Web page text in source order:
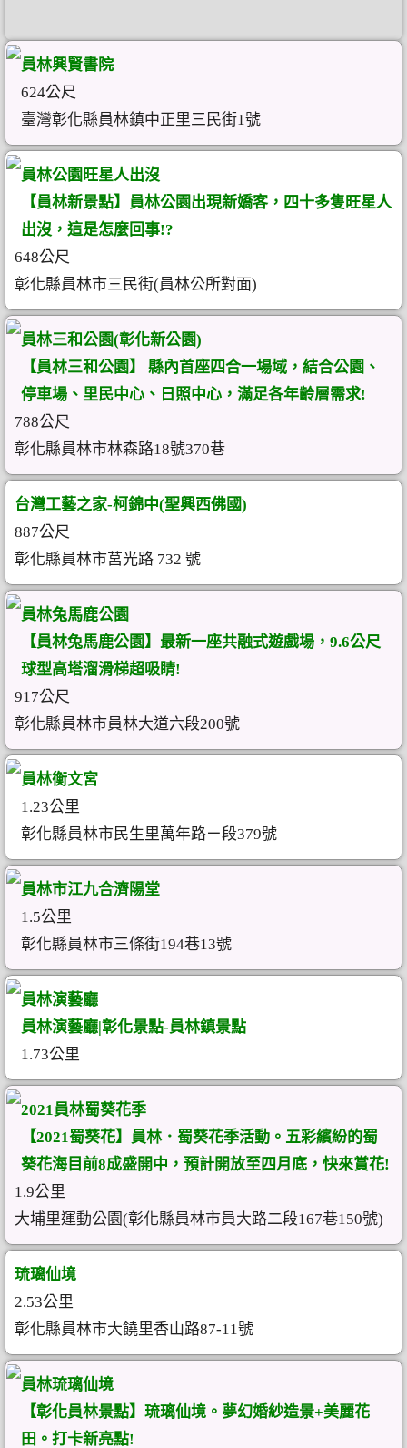
員林興賢書院
624公尺
臺灣彰化縣員林鎮中正里三民街1號
員林公園旺星人出沒
【員林新景點】員林公園出現新嬌客，四十多隻旺星人
出沒，這是怎麼回事!?
648公尺
彰化縣員林市三民街(員林公所對面)
員林三和公園(彰化新公園)
【員林三和公園】 縣內首座四合一場域，結合公園、
停車場、里民中心、日照中心，滿足各年齡層需求!
788公尺
彰化縣員林市林森路18號370巷
台灣工藝之家-柯錦中(聖興西佛國)
887公尺
彰化縣員林市莒光路 732 號
員林兔馬鹿公園
【員林兔馬鹿公園】最新一座共融式遊戲場，9.6公尺
球型高塔溜滑梯超吸睛!
917公尺
彰化縣員林市員林大道六段200號
員林衡文宮
1.23公里
彰化縣員林市民生里萬年路ㄧ段379號
員林市江九合濟陽堂
1.5公里
彰化縣員林市三條街194巷13號
員林演藝廳
員林演藝廳|彰化景點-員林鎮景點
1.73公里
2021員林蜀葵花季
【2021蜀葵花】員林．蜀葵花季活動。五彩繽紛的蜀
葵花海目前8成盛開中，預計開放至四月底，快來賞花!
1.9公里
大埔里運動公園(彰化縣員林市員大路二段167巷150號)
琉璃仙境
2.53公里
彰化縣員林市大饒里香山路87-11號
員林琉璃仙境
【彰化員林景點】琉璃仙境。夢幻婚紗造景+美麗花
田。打卡新亮點!